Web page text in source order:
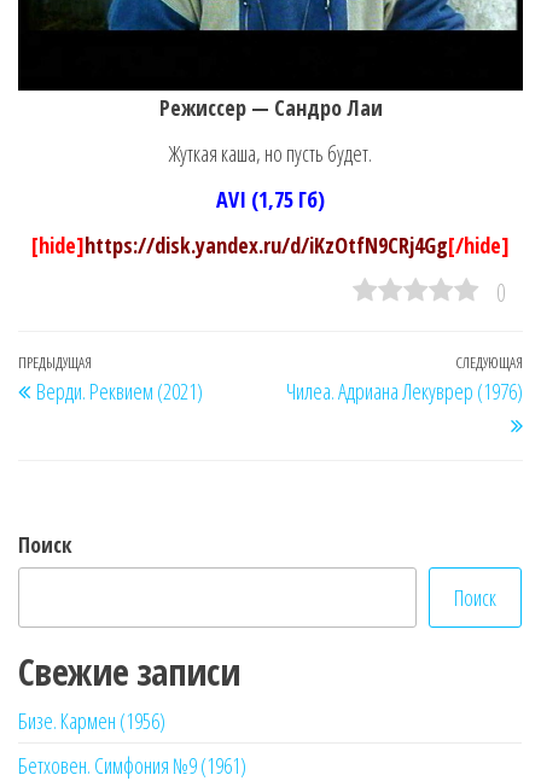
Режиссер — Сандро Лаи
Жуткая каша, но пусть будет.
AVI (1,75 Гб)
[hide]https://disk.yandex.ru/d/iKzOtfN9CRj4Gg[/hide]
0
Навигация
по
Предыдущая
запись
ПРЕДЫДУЩАЯ
Верди. Реквием (2021)
СЛЕДУЮЩАЯ
Чилеа. Адриана Лекуврер (1976)
Поиск
Поиск
Свежие записи
Бизе. Кармен (1956)
Бетховен. Симфония №9 (1961)